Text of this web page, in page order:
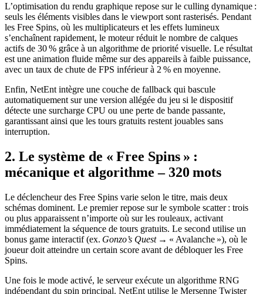
L’optimisation du rendu graphique repose sur le culling dynamique :
seuls les éléments visibles dans le viewport sont rasterisés. Pendant
les Free Spins, où les multiplicateurs et les effets lumineux
s’enchaînent rapidement, le moteur réduit le nombre de calques
actifs de 30 % grâce à un algorithme de priorité visuelle. Le résultat
est une animation fluide même sur des appareils à faible puissance,
avec un taux de chute de FPS inférieur à 2 % en moyenne.
Enfin, NetEnt intègre une couche de fallback qui bascule
automatiquement sur une version allégée du jeu si le dispositif
détecte une surcharge CPU ou une perte de bande passante,
garantissant ainsi que les tours gratuits restent jouables sans
interruption.
2. Le système de « Free Spins » :
mécanique et algorithme – 320 mots
Le déclencheur des Free Spins varie selon le titre, mais deux
schémas dominent. Le premier repose sur le symbole scatter : trois
ou plus apparaissent n’importe où sur les rouleaux, activant
immédiatement la séquence de tours gratuits. Le second utilise un
bonus game interactif (ex. Gonzo’s Quest→ « Avalanche »), où le
joueur doit atteindre un certain score avant de débloquer les Free
Spins.
Une fois le mode activé, le serveur exécute un algorithme RNG
indépendant du spin principal. NetEnt utilise le Mersenne Twister